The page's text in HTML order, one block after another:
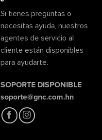
Si tienes preguntas o
necesitas ayuda, nuestros
agentes de servicio al
cliente están disponibles
para ayudarte.
SOPORTE DISPONIBLE
soporte@gnc.com.hn